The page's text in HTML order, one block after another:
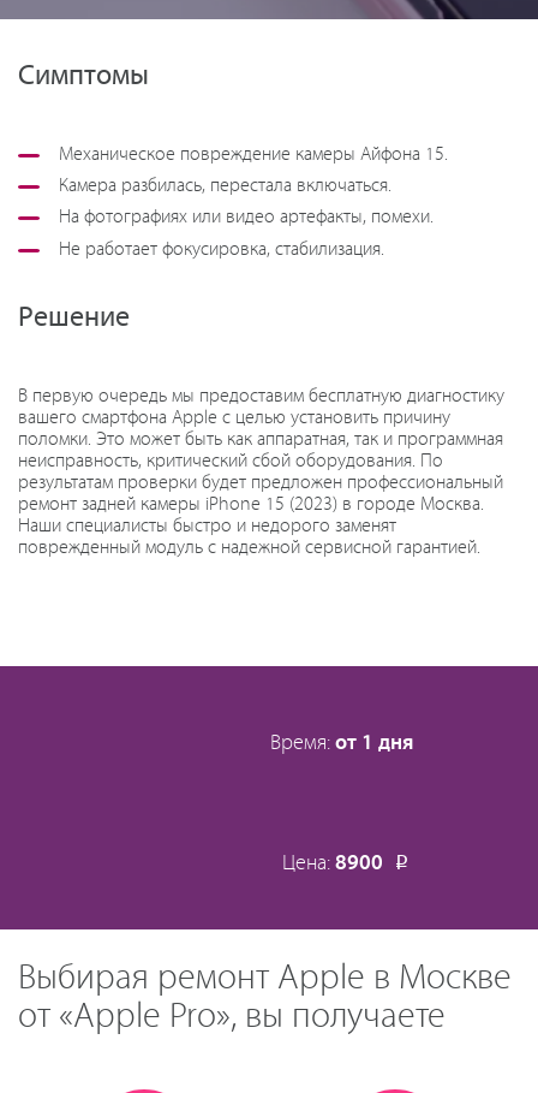
Симптомы
Механическое повреждение камеры Айфона 15.
Камера разбилась, перестала включаться.
На фотографиях или видео артефакты, помехи.
Не работает фокусировка, стабилизация.
Решение
В первую очередь мы предоставим бесплатную диагностику
вашего смартфона Apple с целью установить причину
поломки. Это может быть как аппаратная, так и программная
неисправность, критический сбой оборудования. По
результатам проверки будет предложен профессиональный
ремонт задней камеры iPhone 15 (2023) в городе Москва.
Наши специалисты быстро и недорого заменят
поврежденный модуль с надежной сервисной гарантией.
Время: от 1 дня
Цена: 8900 Р
Выбирая ремонт Apple в Москве
от «Apple Pro», вы получаете